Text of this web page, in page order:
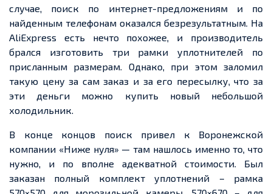
случае, поиск по интернет-предложениям и по
найденным телефонам оказался безрезультатным. На
AliExpress есть нечто похожее, и производитель
брался изготовить три рамки уплотнителей по
присланным размерам. Однако, при этом заломил
такую цену за сам заказ и за его пересылку, что за
эти деньги можно купить новый небольшой
холодильник.
В конце концов поиск привел к Воронежской
компании «Ниже нуля» — там нашлось именно то, что
нужно, и по вполне адекватной стоимости. Был
заказан полный комплект уплотнений – рамка